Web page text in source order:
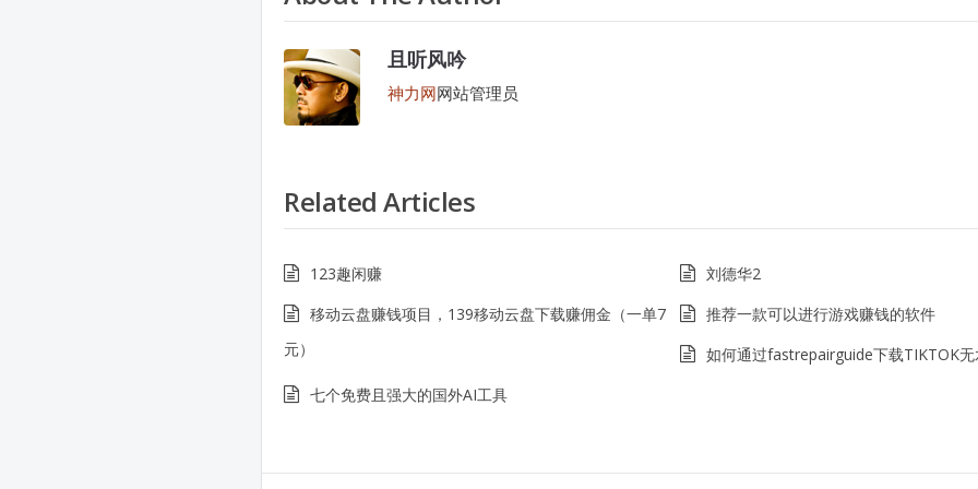
且听风吟
神力网网站管理员
Related Articles
123趣闲赚
刘德华2
移动云盘赚钱项目，139移动云盘下载赚佣金（一单7
元）
推荐一款可以进行游戏赚钱的软件
如何通过fastrepairguide下载TIKTOK无
七个免费且强大的国外AI工具